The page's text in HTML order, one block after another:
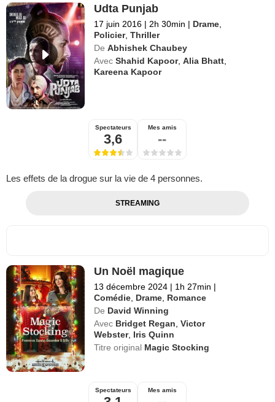
Udta Punjab
17 juin 2016 | 2h 30min | Drame,
Policier,Thriller
De Abhishek Chaubey
Avec Shahid Kapoor,Alia Bhatt,
Kareena Kapoor
Spectateurs
3,6
Mes amis
--
Les effets de la drogue sur la vie de 4 personnes.
STREAMING
Un Noël magique
13 décembre 2024 | 1h 27min |
Comédie, Drame, Romance
De David Winning
Avec Bridget Regan,Victor
Webster, Iris Quinn
Titre original Magic Stocking
Spectateurs Mes amis